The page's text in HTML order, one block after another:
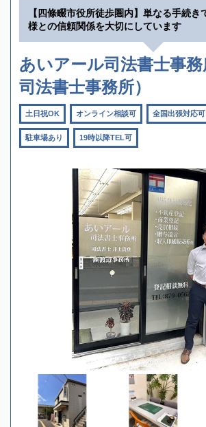
【四條畷市役所徒歩圏内】単なる手続き
様との信頼関係を大切にしています
あいアール司法書士事
司法書士事務所）
土日祝OK オンライン相談可 全国出張対応可
駐車場あり 19時以降TEL可